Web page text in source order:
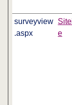
surveyview
.aspx
e